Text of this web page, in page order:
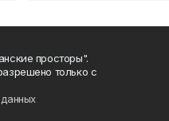
просторы".
только с